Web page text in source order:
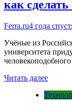
как сделать
Ferra.ru4 года
Учёные из
университета
Читать далее